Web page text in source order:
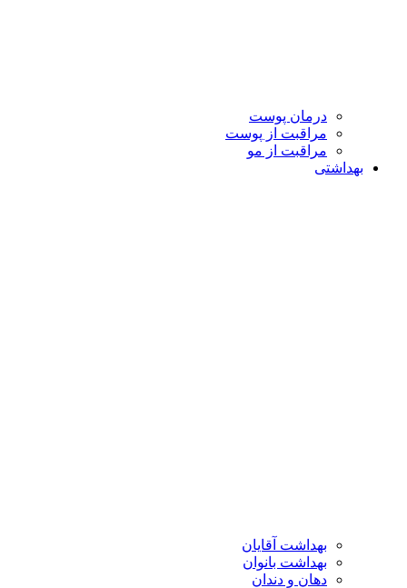
درمان پوست
مراقبت از پوست
مراقبت از مو
بهداشتی
بهداشت آقایان
بهداشت بانوان
دهان و دندان